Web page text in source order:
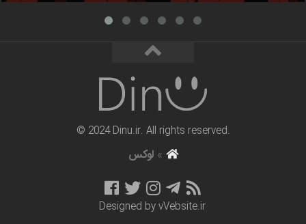
© 2024 Dinu.ir. All rights reserved.
»لوکس
Designed byvVebsite.ir